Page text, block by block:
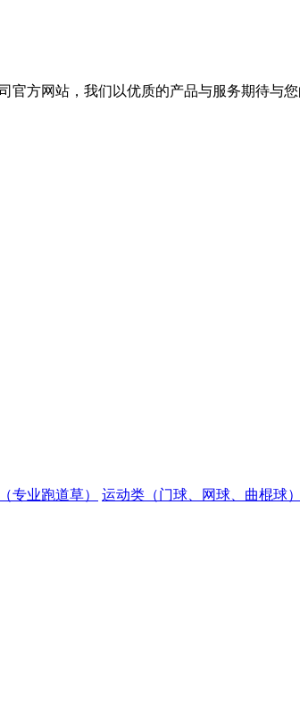
方网站，我们以优质的产品与服务期待与您
专业跑道草） 运动类（门球、网球、曲棍球）